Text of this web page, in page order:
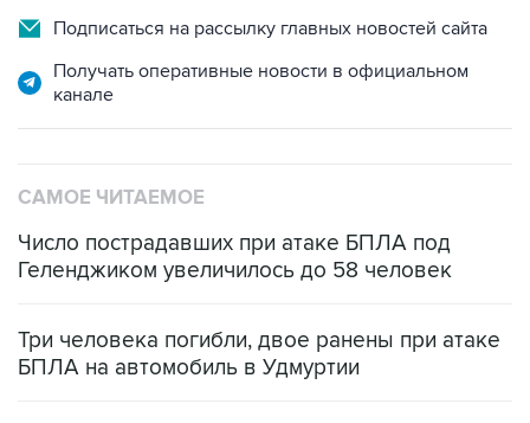
Подписаться на рассылку главных новостей сайта
Получать оперативные новости в официальном
канале
САМОЕ ЧИТАЕМОЕ
Число пострадавших при атаке БПЛА под
Геленджиком увеличилось до 58 человек
Три человека погибли, двое ранены при атаке
БПЛА на автомобиль в Удмуртии